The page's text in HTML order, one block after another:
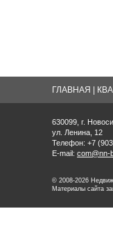
ГЛАВНАЯ
630099, г.
ул. Ленина, 12
Телефон: +7
E-mail: com@nn-
© 2008-2026
Материалы сайта